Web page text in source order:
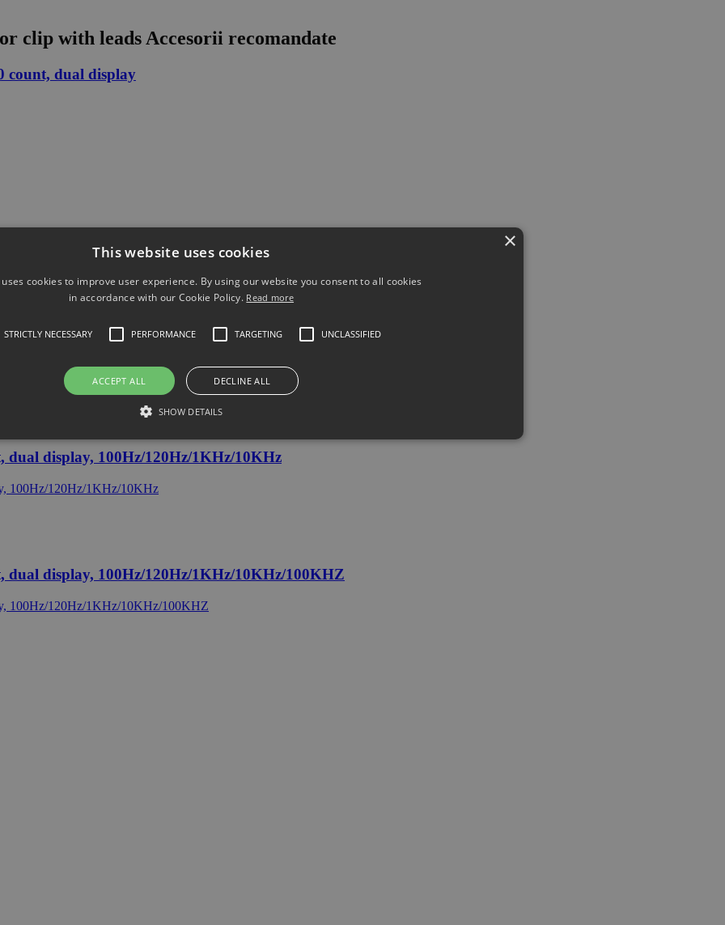
clip with leads Accesorii recomandate
count, dual display
display, 100Hz/120Hz/1KHz
dual display, 100Hz/120Hz/1KHz/10KHz
dual display, 100Hz/120Hz/1KHz/10KHz/100KHZ
×
This website uses cookies
cookies to improve user experience. By using our website you consent to all cookies
in accordance with our Cookie Policy. Read more
STRICTLY NECESSARY PERFORMANCE TARGETING UNCLASSIFIED
ACCEPT ALL DECLINE ALL
SHOW DETAILS